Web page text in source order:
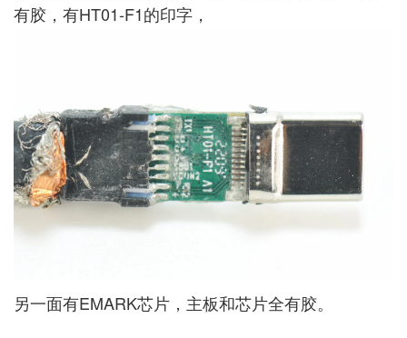
有胶，有HT01-F1的印字，
另一面有EMARK芯片，主板和芯片全有胶。